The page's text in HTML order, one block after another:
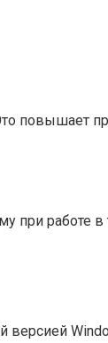
повышает
работе